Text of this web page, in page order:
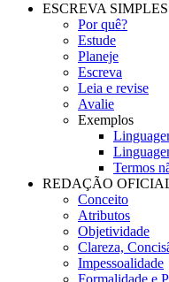
ESCREVA SIMPLES
Por quê?
Estude
Planeje
Escreva
Leia e revise
Avalie
Exemplos
Termos
REDAÇÃO
Conceito
Atributos
Objetividade
Clareza,
Impessoalidade